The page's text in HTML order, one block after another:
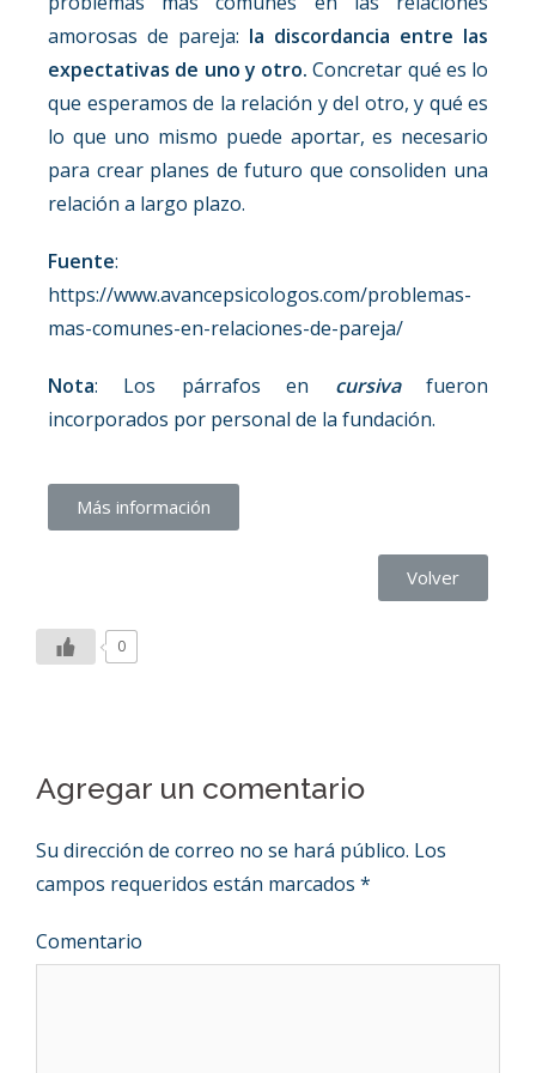
amorosas de pareja: la discordancia entre las
expectativas de uno y otro. Concretar qué es lo
que esperamos de la relación y del otro, y qué es
lo que uno mismo puede aportar, es necesario
para crear planes de futuro que consoliden una
relación a largo plazo.
Fuente:
https://www.avancepsicologos.com/problemas-
mas-comunes-en-relaciones-de-pareja/
Nota: Los párrafos en cursivafueron
incorporados por personal de la fundación.
Más información
Volver
0
Agregar un comentario
Su dirección de correo no se hará público. Los
campos requeridos están marcados *
Comentario